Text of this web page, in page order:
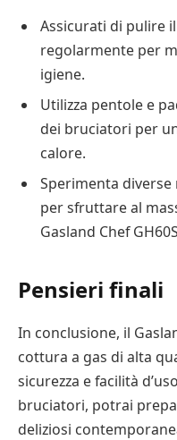
Assicurati di pulire
regolarmente per
igiene.
Utilizza pentole e
dei bruciatori per
calore.
Sperimenta
per sfruttare al
Gasland Chef
Pensieri finali
In conclusione, il
cottura a gas di alta
sicurezza e facilità
bruciatori, potrai
deliziosi